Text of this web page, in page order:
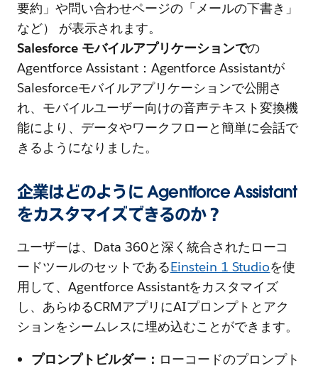
要約」や問い合わせページの「メールの下書き」
など） が表示されます。
Salesforce モバイルアプリケーションでの
Agentforce Assistant：Agentforce Assistantが
Salesforceモバイルアプリケーションで公開さ
れ、モバイルユーザー向けの音声テキスト変換機
能により、データやワークフローと簡単に会話で
きるようになりました。
企業はどのように Agentforce Assistant
をカスタマイズできるのか？
ユーザーは、Data 360と深く統合されたローコ
ードツールのセットであるEinstein 1 Studioを使
用して、Agentforce Assistantをカスタマイズ
し、あらゆるCRMアプリにAIプロンプトとアク
ションをシームレスに埋め込むことができます。
プロンプトビルダー： ローコードのプロンプト